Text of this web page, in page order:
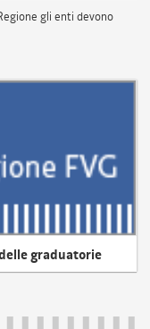
gli enti devono
graduatorie